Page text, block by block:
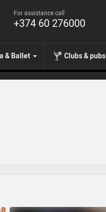
For assistance call
+374 60 276000
& Ballet Clubs & pubs